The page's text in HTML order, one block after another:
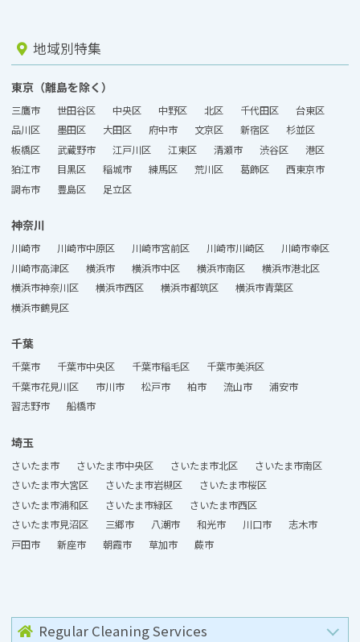
地域別特集
東京（離島を除く）
三鷹市 世田谷区 中央区 中野区 北区 千代田区
台東区
品川区
墨田区 大田区 府中市 文京区 新宿区
杉並区
板橋区
武蔵野市 江戸川区 江東区 清瀬市 渋谷区
港区
狛江市
目黒区 稲城市 練馬区 荒川区 葛飾区
西東京市
調布市
豊島区 足立区
神奈川
川崎市 川崎市中原区 川崎市宮前区 川崎市川崎区
川崎市幸区
川崎市高津区
横浜市 横浜市中区 横浜市南区
横浜市港北区
横浜市神奈川区
横浜市西区 横浜市都筑区
横浜市青葉区
横浜市鶴見区
千葉
千葉市 千葉市中央区 千葉市稲毛区
千葉市美浜区
千葉市花見川区
市川市 松戸市 柏市 流山市
浦安市
習志野市
船橋市
埼玉
さいたま市 さいたま市中央区 さいたま市北区
さいたま市南区
さいたま市大宮区
さいたま市岩槻区
さいたま市桜区
さいたま市浦和区
さいたま市緑区
さいたま市西区
さいたま市見沼区
三郷市 八潮市 和光市 川口市
志木市
戸田市
新座市 朝霞市 草加市 蕨市
Regular Cleaning Services